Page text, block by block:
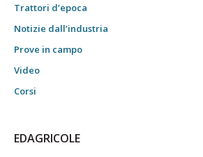
Trattori d’epoca
Notizie dall’industria
Prove in campo
Video
Corsi
EDAGRICOLE